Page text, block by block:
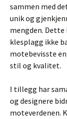
sammen med
unik og
mengden.
klesplagg ikke
motebevisste
stil og kvalitet.
I tillegg har
og designere
moteverdenen.